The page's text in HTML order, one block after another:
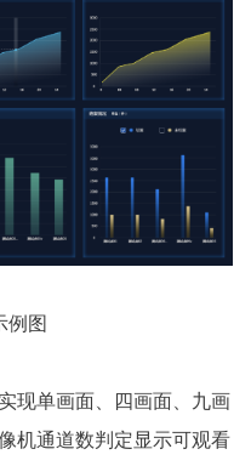
例图
现单画面、四画面、九画
机通道数判定显示可观看